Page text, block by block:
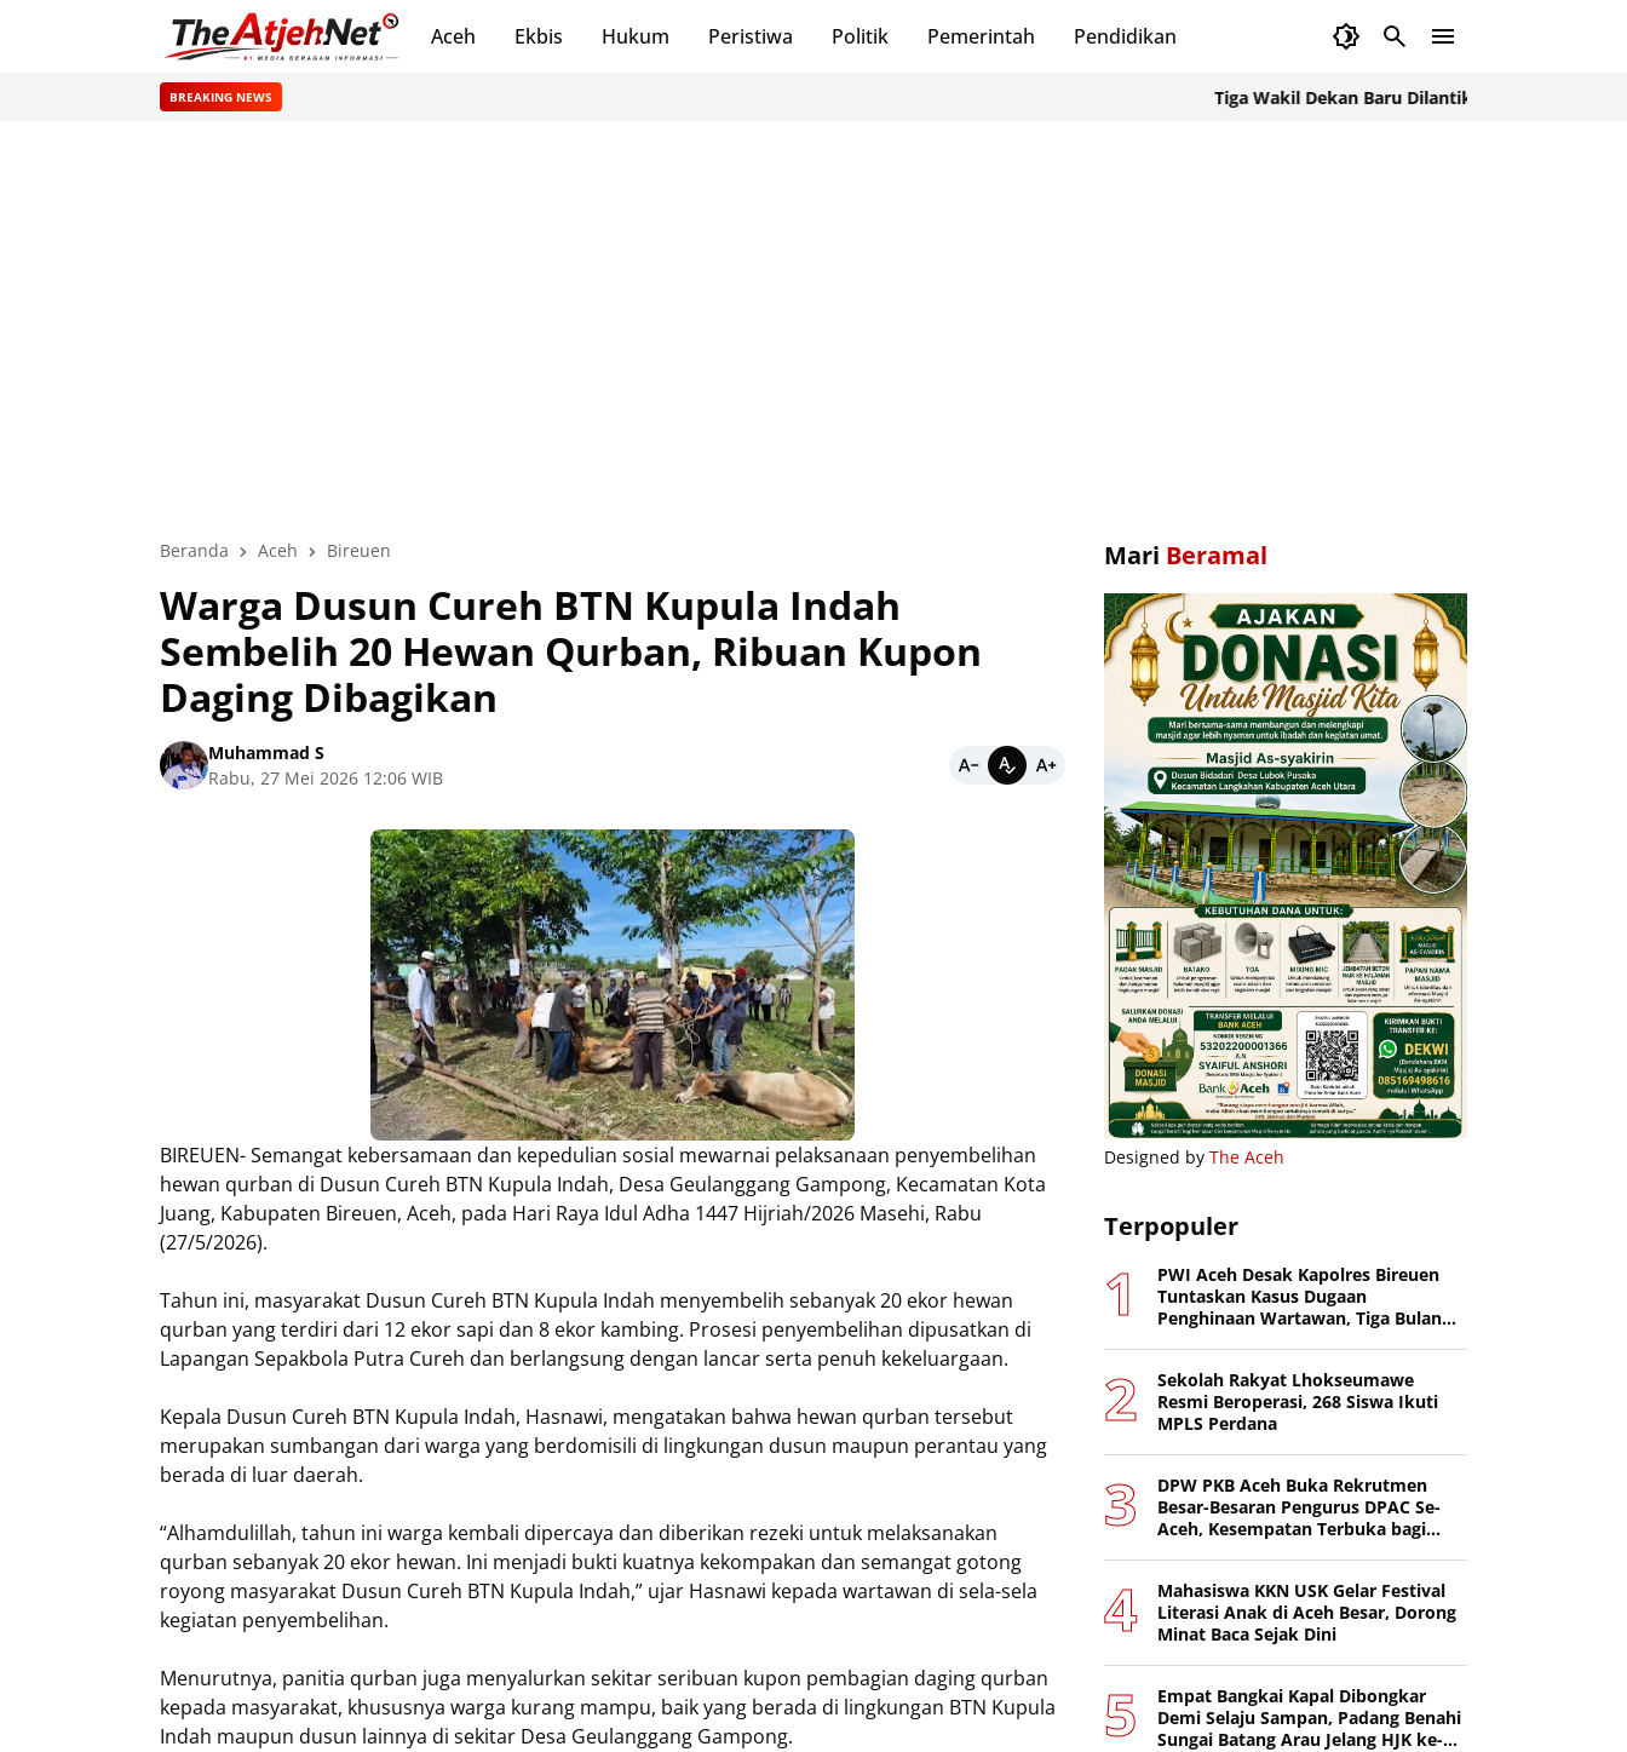
Aceh Ekbis Hukum Peristiwa Politik Pemerintah Pendidikan
BREAKING NEWS Tiga Wakil Dekan Baru Dilantik, FKG USK Kejar Target
Beranda Aceh Bireuen
Warga Dusun Cureh BTN Kupula Indah
Sembelih 20 Hewan Qurban, Ribuan Kupon
Daging Dibagikan
Muhammad S
Rabu, 27 Mei 2026 12:06 WIB
BIREUEN- Semangat kebersamaan dan kepedulian sosial mewarnai pelaksanaan penyembelihan
hewan qurban di Dusun Cureh BTN Kupula Indah, Desa Geulanggang Gampong, Kecamatan Kota
Juang, Kabupaten Bireuen, Aceh, pada Hari Raya Idul Adha 1447 Hijriah/2026 Masehi, Rabu
(27/5/2026).
Tahun ini, masyarakat Dusun Cureh BTN Kupula Indah menyembelih sebanyak 20 ekor hewan
qurban yang terdiri dari 12 ekor sapi dan 8 ekor kambing. Prosesi penyembelihan dipusatkan di
Lapangan Sepakbola Putra Cureh dan berlangsung dengan lancar serta penuh kekeluargaan.
Kepala Dusun Cureh BTN Kupula Indah, Hasnawi, mengatakan bahwa hewan qurban tersebut
merupakan sumbangan dari warga yang berdomisili di lingkungan dusun maupun perantau yang
berada di luar daerah.
“Alhamdulillah, tahun ini warga kembali dipercaya dan diberikan rezeki untuk melaksanakan
qurban sebanyak 20 ekor hewan. Ini menjadi bukti kuatnya kekompakan dan semangat gotong
royong masyarakat Dusun Cureh BTN Kupula Indah,” ujar Hasnawi kepada wartawan di sela-sela
kegiatan penyembelihan.
Menurutnya, panitia qurban juga menyalurkan sekitar seribuan kupon pembagian daging qurban
kepada masyarakat, khususnya warga kurang mampu, baik yang berada di lingkungan BTN Kupula
Indah maupun dusun lainnya di sekitar Desa Geulanggang Gampong.
Mari Beramal
Designed by The Aceh
Terpopuler
PWI Aceh Desak Kapolres Bireuen
Tuntaskan Kasus Dugaan
Penghinaan Wartawan, Tiga Bulan
Sekolah Rakyat Lhokseumawe
Resmi Beroperasi, 268 Siswa Ikuti
MPLS Perdana
DPW PKB Aceh Buka Rekrutmen
Besar-Besaran Pengurus DPAC Se-
Aceh, Kesempatan Terbuka bagi
Mahasiswa KKN USK Gelar Festival
Literasi Anak di Aceh Besar, Dorong
Minat Baca Sejak Dini
Empat Bangkai Kapal Dibongkar
Demi Selaju Sampan, Padang Benahi
Sungai Batang Arau Jelang HJK ke-